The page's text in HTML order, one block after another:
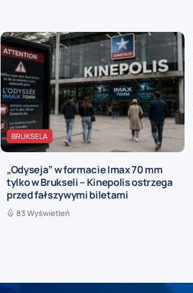
BRUKSELA
„Odyseja” w formacie Imax 70 mm
tylko w Brukseli – Kinepolis ostrzega
przed fałszywymi biletami
83 Wyświetleń